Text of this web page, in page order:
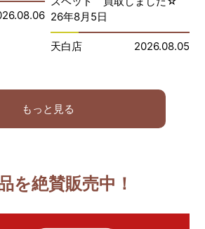
26年8月5日
天白店 2026.08.05
もっと見る
を絶賛販売中！